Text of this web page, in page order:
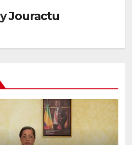
Jouractu